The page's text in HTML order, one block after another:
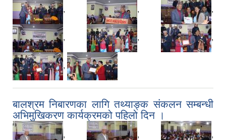
, , ,
, , ,
,
बालश्रम निबारणका लागि तथ्याङ्क संकलन सम्बन्धी
अभिमुखिकरण कार्यक्रमको पहिलो दिन ।
, , ,